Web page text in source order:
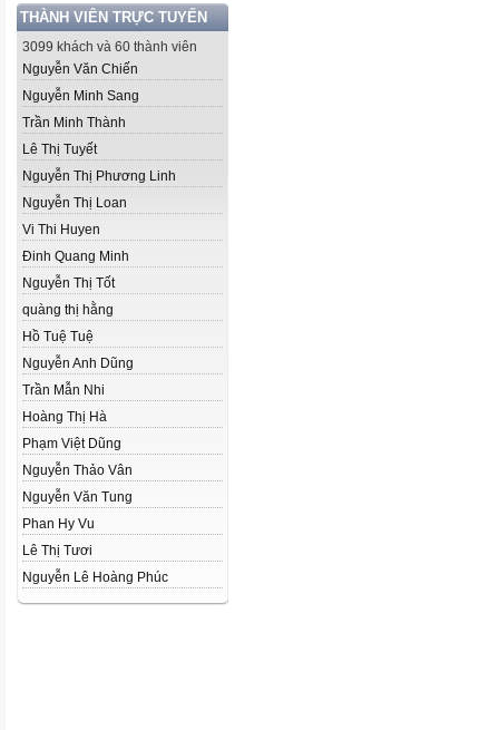
THÀNH VIÊN TRỰC TUYẾN
3099 khách và 60 thành viên
Nguyễn Văn Chiến
Nguyễn Minh Sang
Trần Minh Thành
Lê Thị Tuyết
Nguyễn Thị Phương Linh
Nguyễn Thị Loan
Vi Thi Huyen
Đinh Quang Minh
Nguyễn Thị Tốt
quàng thị hằng
Hồ Tuệ Tuệ
Nguyễn Anh Dũng
Trần Mẫn Nhi
Hoàng Thị Hà
Phạm Việt Dũng
Nguyễn Thảo Vân
Nguyễn Văn Tung
Phan Hy Vu
Lê Thị Tươi
Nguyễn Lê Hoàng Phúc